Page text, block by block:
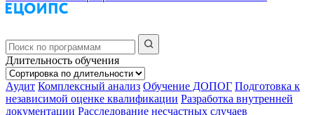
Длительность обучения
Аудит Комплексный анализ Обучение ДОПОГ Подготовка к
независимой оценке квалификации Разработка внутренней
документации Расследование несчастных случаев